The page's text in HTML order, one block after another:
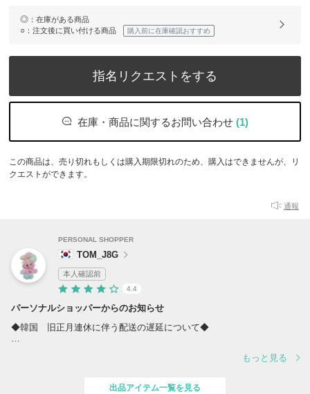
◎ ：在庫がある商品
○ ：注文後に買い付ける商品 購入前に在庫確認おすすめ
指名リクエストをする
在庫・商品に関するお問い合わせ (1)
この商品は、売り切れもしくは購入期限切れのため、購入はできませんが、リ
クエストができます。
通報
PERSONAL SHOPPER
TOM_J8G
本人確認前
4.4
パーソナルショッパーからのお知らせ
◆韓国 旧正月連休に伴う配送の遅延について◆
がありますので、予めご了承願います。
もっと見る
出品アイテム一覧を見る